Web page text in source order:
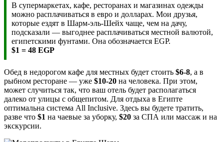
В супермаркетах, кафе, ресторанах и магазинах одежды
можно расплачиваться в евро и долларах. Мои друзья,
которые ездят в Шарм-эль-Шейх чаще, чем на дачу,
подсказали — выгоднее расплачиваться местной валютой,
египетскими фунтами. Она обозначается EGP.
$1 = 48 EGP
Обед в недорогом кафе для местных будет стоить $6-8, а в
рыбном ресторане — уже $10-20 на человека. При этом,
может случиться так, что ваш отель будет располагаться
далеко от улицы с общепитом. Для отдыха в Египте
оптимальна система All Inclusive. Здесь вы будете тратить,
разве что $1 на чаевые за уборку, $20 за СПА или массаж и на
экскурсии.